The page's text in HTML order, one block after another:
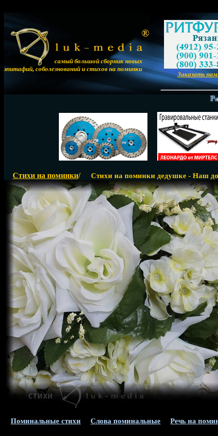
самый большой сборник новых
эпитафий, соболезнований и стихов на поминки
Заказать
Стихи на поминки/ Стихи на поминки дедушке - Наш
Поминальные стихи Слова поминальные Речь на